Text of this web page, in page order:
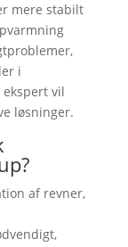
mere stabilt
i
vil
løsninger.
af revner,